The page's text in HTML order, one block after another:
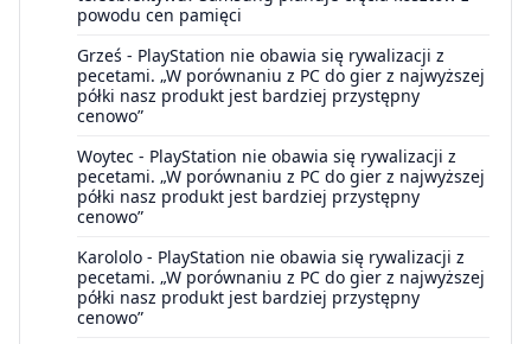
powodu cen pamięci
Grześ - PlayStation nie obawia się rywalizacji z
pecetami. „W porównaniu z PC do gier z najwyższej
półki nasz produkt jest bardziej przystępny
cenowo”
Woytec - PlayStation nie obawia się rywalizacji z
pecetami. „W porównaniu z PC do gier z najwyższej
półki nasz produkt jest bardziej przystępny
cenowo”
Karololo - PlayStation nie obawia się rywalizacji z
pecetami. „W porównaniu z PC do gier z najwyższej
półki nasz produkt jest bardziej przystępny
cenowo”